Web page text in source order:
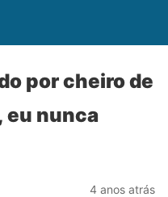
por cheiro de
eu nunca
4 anos atrás